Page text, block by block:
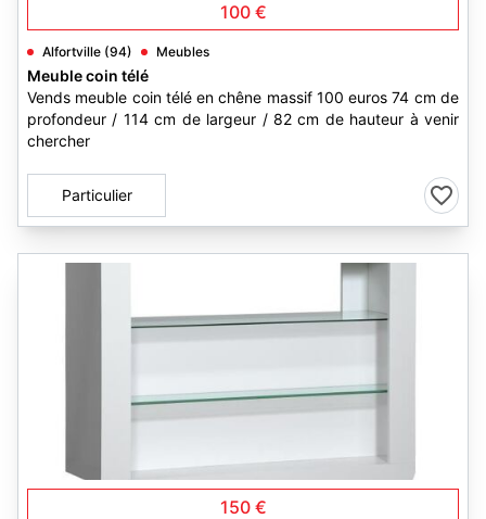
100 €
Alfortville (94) Meubles
Meuble coin télé
Vends meuble coin télé en chêne massif 100 euros 74 cm de
profondeur / 114 cm de largeur / 82 cm de hauteur à venir
chercher
Particulier
150 €